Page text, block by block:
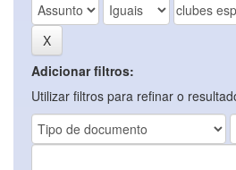
Adicionar filtros:
Utilizar filtros para refinar o